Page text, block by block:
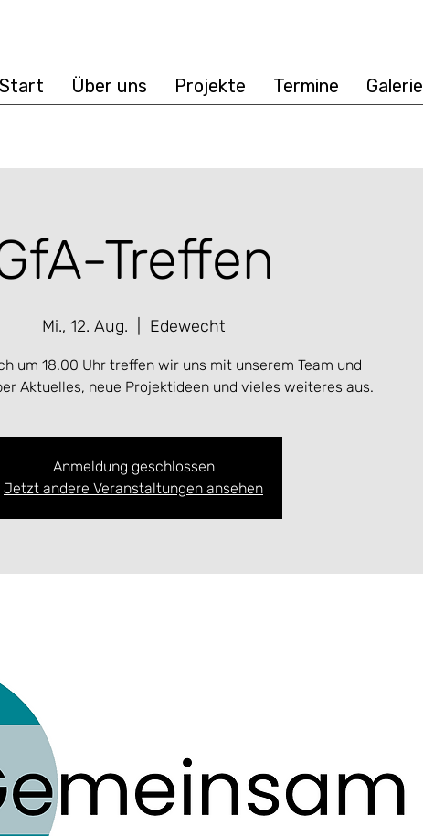
Start Über uns Projekte Termine Galerie
Treffen
Mi., 12. Aug. Edewecht
um 18.00 Uhr treffen wir uns mit unserem Team und
Aktuelles, neue Projektideen und vieles weiteres aus.
Anmeldung geschlossen
Jetzt andere Veranstaltungen ansehen